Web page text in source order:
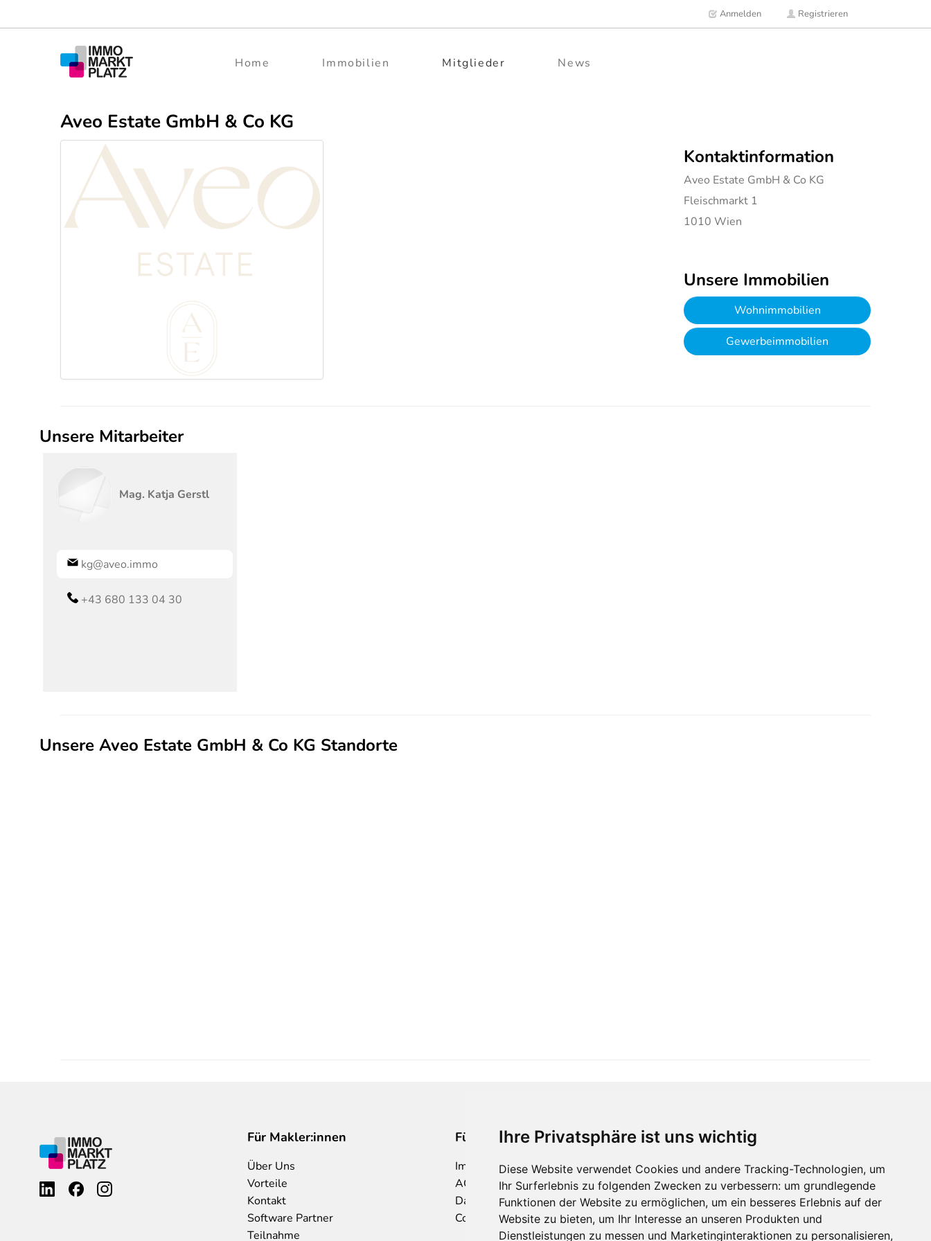
Ihre Privatsphäre ist uns wichtig
Diese Website verwendet Cookies und andere Tracking-Technologien, um
Ihr Surferlebnis zu folgenden Zwecken zu verbessern: um grundlegende
Funktionen der Website zu ermöglichen, um ein besseres Erlebnis auf der
Website zu bieten, um Ihr Interesse an unseren Produkten und
Dienstleistungen zu messen und Marketinginteraktionen zu personalisieren,
Anmelden Registrieren
Home Immobilien Mitglieder News
Aveo Estate GmbH & Co KG
Kontaktinformation
Aveo Estate GmbH & Co KG
Fleischmarkt 1
1010 Wien
Unsere Immobilien
Wohnimmobilien
Gewerbeimmobilien
Unsere Mitarbeiter
Mag. Katja Gerstl
kg@aveo.immo
+43 680 133 04 30
Unsere Aveo Estate GmbH & Co KG Standorte
Für Makler:innen
Über Uns
Vorteile
Kontakt
Software Partner
Teilnahme
Für Makler:innen
Impressum
AGB
Datenschutzklärung
Cookie Richtlinie
Immobilienmarktplatz Newsletter
Erhalten Sie regelmäßig Neuigkeiten und
Serviceangebote zu Themen rund um die
Immobilie.